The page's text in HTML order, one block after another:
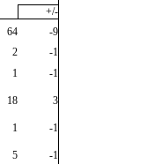
+/-
64
-9
2
-1
1
-1
18
3
1
-1
5
-1